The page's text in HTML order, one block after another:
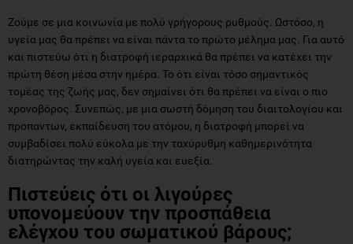
Ζούμε σε μια κοινωνία με πολύ γρήγορους ρυθμούς. Ωστόσο, η
υγεία μας θα πρέπει να είναι πάντα το πρώτο μέλημα μας. Για αυτό
και πιστεύω ότι η διατροφή ιεραρχικά θα πρέπει να κατέχει την
πρώτη θέση μέσα στην ημέρα. Το ότι είναι τόσο σημαντικός
τομέας της ζωής μας, δεν σημαίνει ότι θα πρέπει να είναι ο πιο
χρονοβόρος. Συνεπώς, με μια σωστή δόμηση του διαιτολογίου και
προπαντων, εκπαίδευση του ατόμου, η διατροφή μπορεί να
συμβαδίσει πολύ εύκολα με την ταχύρυθμη καθημερινότητα
διατηρώντας την καλή υγεία και ευεξία.
Πιστεύεις ότι οι λιγούρες
υπονομεύουν την προσπάθεια
ελέγχου του σωματικού βάρους;